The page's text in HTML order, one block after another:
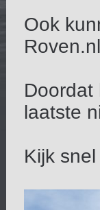
Ook
Doordat
laatste
Kijk